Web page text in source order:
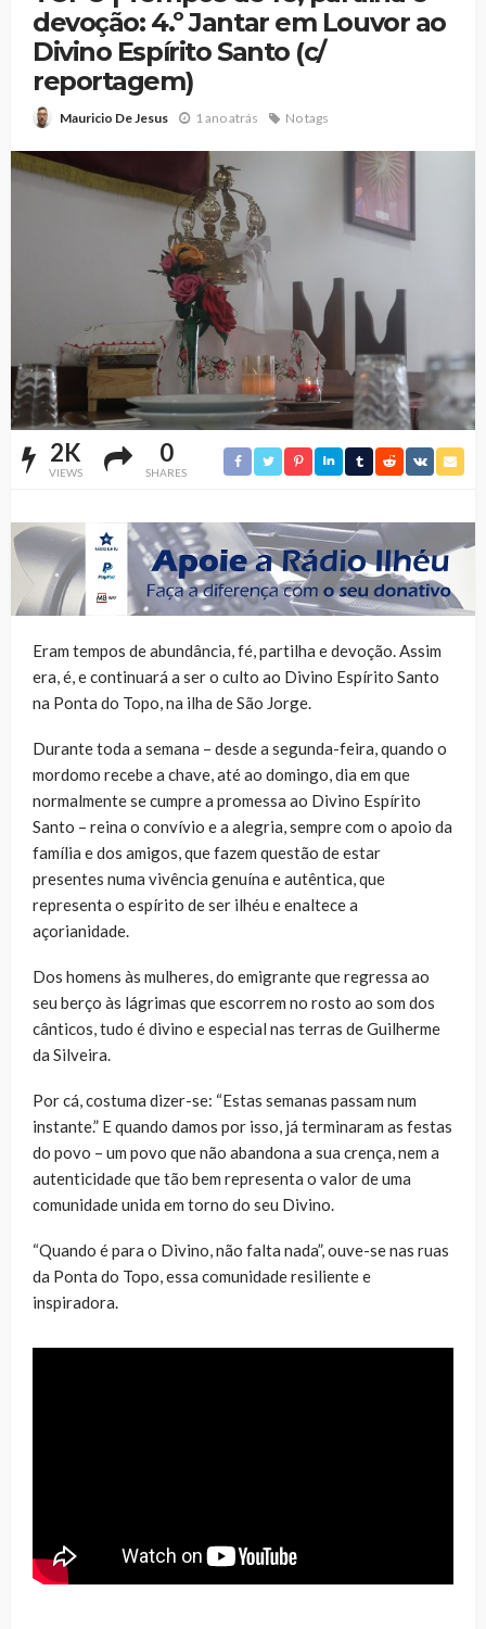
devoção: 4.º Jantar em Louvor ao
Divino Espírito Santo (c/
reportagem)
Mauricio De Jesus 1 ano atrás No tags
2K
VIEWS
0
SHARES
Eram tempos de abundância, fé, partilha e devoção. Assim
era, é, e continuará a ser o culto ao Divino Espírito Santo
na Ponta do Topo, na ilha de São Jorge.
Durante toda a semana – desde a segunda-feira, quando o
mordomo recebe a chave, até ao domingo, dia em que
normalmente se cumpre a promessa ao Divino Espírito
Santo – reina o convívio e a alegria, sempre com o apoio da
família e dos amigos, que fazem questão de estar
presentes numa vivência genuína e autêntica, que
representa o espírito de ser ilhéu e enaltece a
açorianidade.
Dos homens às mulheres, do emigrante que regressa ao
seu berço às lágrimas que escorrem no rosto ao som dos
cânticos, tudo é divino e especial nas terras de Guilherme
da Silveira.
Por cá, costuma dizer-se: “Estas semanas passam num
instante.” E quando damos por isso, já terminaram as festas
do povo – um povo que não abandona a sua crença, nem a
autenticidade que tão bem representa o valor de uma
comunidade unida em torno do seu Divino.
“Quando é para o Divino, não falta nada”, ouve-se nas ruas
da Ponta do Topo, essa comunidade resiliente e
inspiradora.